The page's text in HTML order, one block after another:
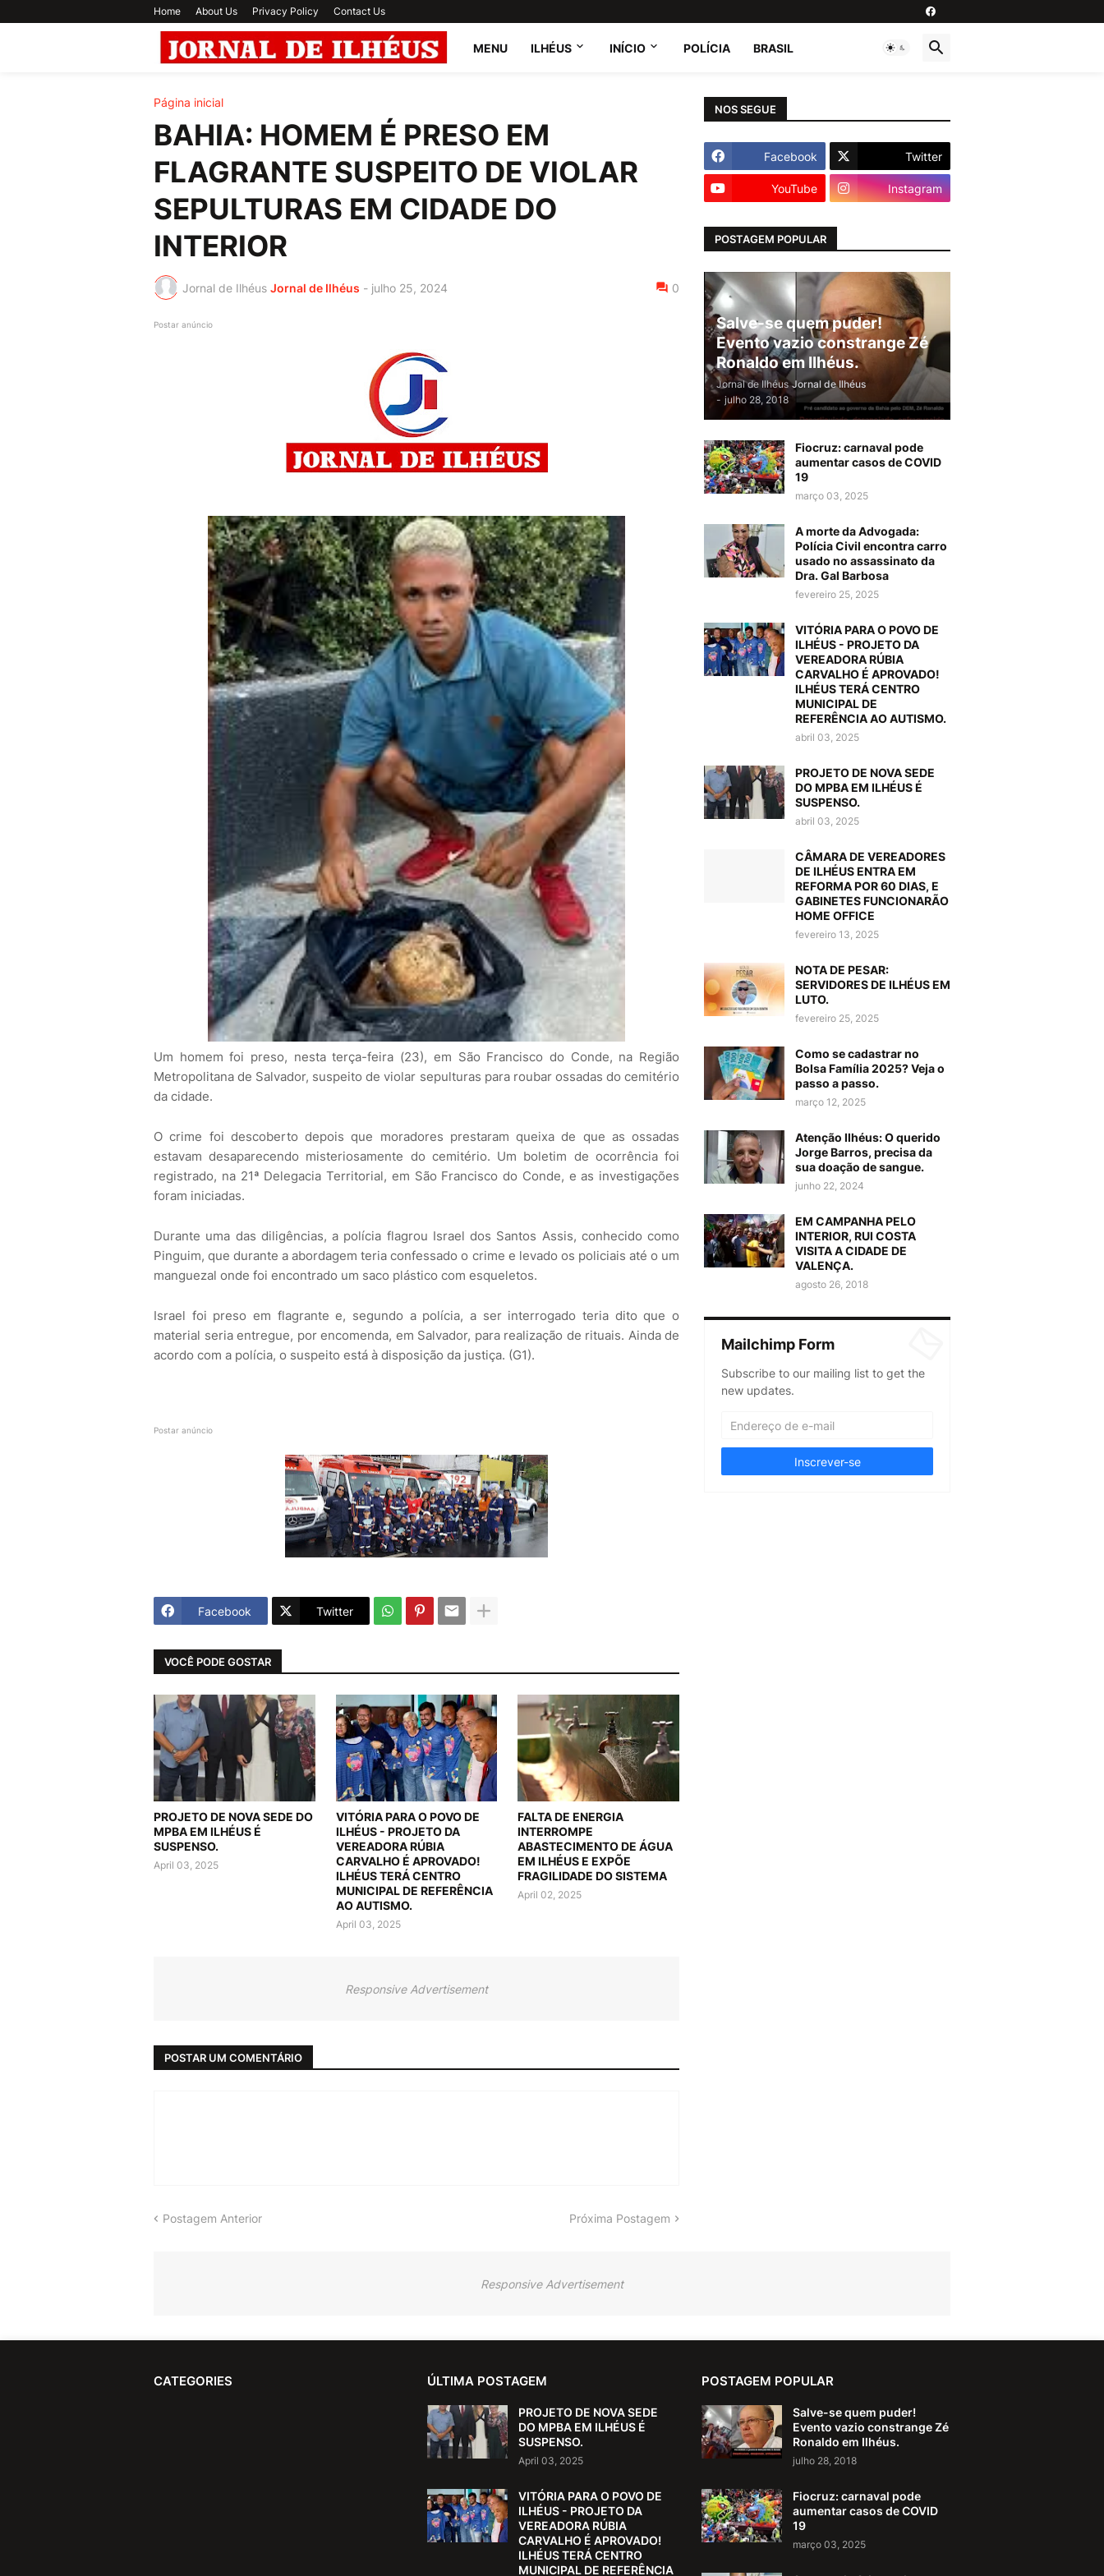
Home About Us Privacy Policy Contact Us
MENU ILHÉUS INÍCIO POLÍCIA BRASIL
Página inicial
BAHIA: HOMEM É PRESO EM
FLAGRANTE SUSPEITO DE VIOLAR
SEPULTURAS EM CIDADE DO
INTERIOR
Jornal de Ilhéus Jornal de Ilhéus - julho 25, 2024 0
Postar anúncio
Um homem foi preso, nesta terça-feira (23), em São Francisco do Conde, na Região
Metropolitana de Salvador, suspeito de violar sepulturas para roubar ossadas do cemitério
da cidade.
O crime foi descoberto depois que moradores prestaram queixa de que as ossadas
estavam desaparecendo misteriosamente do cemitério. Um boletim de ocorrência foi
registrado, na 21ª Delegacia Territorial, em São Francisco do Conde, e as investigações
foram iniciadas.
Durante uma das diligências, a polícia flagrou Israel dos Santos Assis, conhecido como
Pinguim, que durante a abordagem teria confessado o crime e levado os policiais até o um
manguezal onde foi encontrado um saco plástico com esqueletos.
Israel foi preso em flagrante e, segundo a polícia, a ser interrogado teria dito que o
material seria entregue, por encomenda, em Salvador, para realização de rituais. Ainda de
acordo com a polícia, o suspeito está à disposição da justiça. (G1).
Postar anúncio
Facebook Twitter
VOCÊ PODE GOSTAR
PROJETO DE NOVA SEDE DO
MPBA EM ILHÉUS É
SUSPENSO.
April 03, 2025
VITÓRIA PARA O POVO DE
ILHÉUS - PROJETO DA
VEREADORA RÚBIA
CARVALHO É APROVADO!
ILHÉUS TERÁ CENTRO
MUNICIPAL DE REFERÊNCIA
AO AUTISMO.
April 03, 2025
FALTA DE ENERGIA
INTERROMPE
ABASTECIMENTO DE ÁGUA
EM ILHÉUS E EXPÕE
FRAGILIDADE DO SISTEMA
April 02, 2025
Responsive Advertisement
POSTAR UM COMENTÁRIO
Postagem Anterior Próxima Postagem
NOS SEGUE
Facebook Twitter
YouTube Instagram
POSTAGEM POPULAR
Salve-se quem puder!
Evento vazio constrange Zé
Ronaldo em Ilhéus.
Jornal de Ilhéus Jornal de Ilhéus
- julho 28, 2018
Fiocruz: carnaval pode
aumentar casos de COVID
19
março 03, 2025
A morte da Advogada:
Polícia Civil encontra carro
usado no assassinato da
Dra. Gal Barbosa
fevereiro 25, 2025
VITÓRIA PARA O POVO DE
ILHÉUS - PROJETO DA
VEREADORA RÚBIA
CARVALHO É APROVADO!
ILHÉUS TERÁ CENTRO
MUNICIPAL DE
REFERÊNCIA AO AUTISMO.
abril 03, 2025
PROJETO DE NOVA SEDE
DO MPBA EM ILHÉUS É
SUSPENSO.
abril 03, 2025
CÂMARA DE VEREADORES
DE ILHÉUS ENTRA EM
REFORMA POR 60 DIAS, E
GABINETES FUNCIONARÃO
HOME OFFICE
fevereiro 13, 2025
NOTA DE PESAR:
SERVIDORES DE ILHÉUS EM
LUTO.
fevereiro 25, 2025
Como se cadastrar no
Bolsa Família 2025? Veja o
passo a passo.
março 12, 2025
Atenção Ilhéus: O querido
Jorge Barros, precisa da
sua doação de sangue.
junho 22, 2024
EM CAMPANHA PELO
INTERIOR, RUI COSTA
VISITA A CIDADE DE
VALENÇA.
agosto 26, 2018
Mailchimp Form
Subscribe to our mailing list to get the
new updates.
Responsive Advertisement
CATEGORIES ÚLTIMA POSTAGEM
PROJETO DE NOVA SEDE
DO MPBA EM ILHÉUS É
SUSPENSO.
April 03, 2025
VITÓRIA PARA O POVO DE
ILHÉUS - PROJETO DA
VEREADORA RÚBIA
CARVALHO É APROVADO!
ILHÉUS TERÁ CENTRO
MUNICIPAL DE REFERÊNCIA
POSTAGEM POPULAR
Salve-se quem puder!
Evento vazio constrange Zé
Ronaldo em Ilhéus.
julho 28, 2018
Fiocruz: carnaval pode
aumentar casos de COVID
19
março 03, 2025